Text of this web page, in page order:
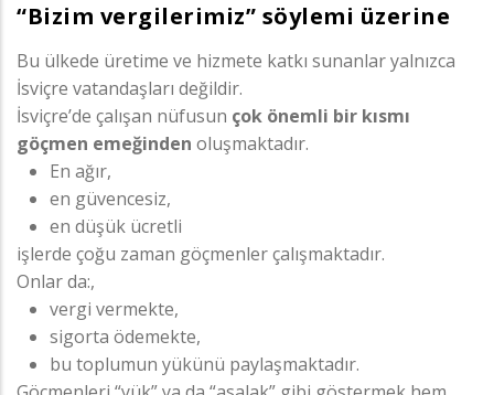
“Bizim vergilerimiz” söylemi üzerine
Bu ülkede üretime ve hizmete katkı sunanlar yalnızca
İsviçre vatandaşları değildir.
İsviçre’de çalışan nüfusun çok önemli bir kısmı
göçmen emeğinden oluşmaktadır.
En ağır,
en güvencesiz,
en düşük ücretli
işlerde çoğu zaman göçmenler çalışmaktadır.
Onlar da:,
vergi vermekte,
sigorta ödemekte,
bu toplumun yükünü paylaşmaktadır.